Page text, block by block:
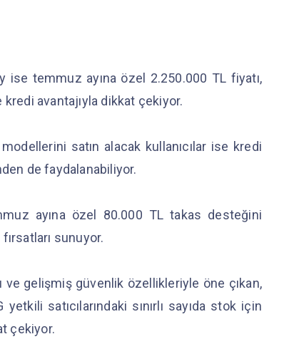
ise temmuz ayına özel 2.250.000 TL fiyatı,
avantajıyla dikkat çekiyor.
satın alacak kullanıcılar ise kredi
de faydalanabiliyor.
ayına özel 80.000 TL takas desteğini
sunuyor.
ve gelişmiş güvenlik özellikleriyle öne çıkan,
satıcılarındaki sınırlı sayıda stok için
çekiyor.